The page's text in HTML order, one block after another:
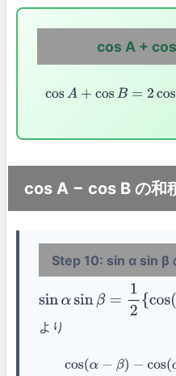
cos A +
cosA +cos B= 2
cos A − cos B の和
Step 10: sin α sin β
sinαsinβ=12{cos(α−β)
より
cos(α −β )−cos